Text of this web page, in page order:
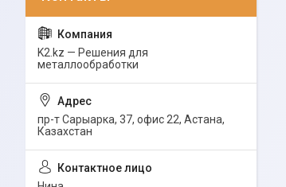
K2.kz — Решения для
металлообработки
пр-т Сарыарка, 37, офис 22, Астана,
Казахстан